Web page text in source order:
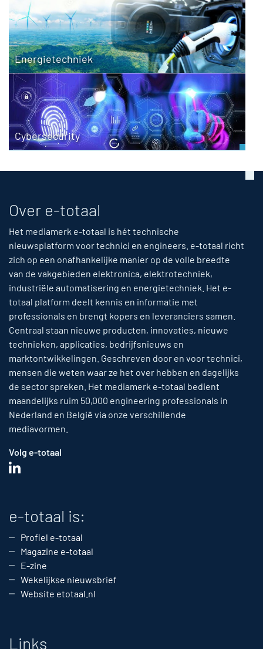
Energietechniek
Cybersecurity
Over e-totaal
Het mediamerk e-totaal is hét technische
nieuwsplatform voor technici en engineers. e-totaal richt
zich op een onafhankelijke manier op de volle breedte
van de vakgebieden elektronica, elektrotechniek,
industriële automatisering en energietechniek. Het e-
totaal platform deelt kennis en informatie met
professionals en brengt kopers en leveranciers samen.
Centraal staan nieuwe producten, innovaties, nieuwe
technieken, applicaties, bedrijfsnieuws en
marktontwikkelingen. Geschreven door en voor technici,
mensen die weten waar ze het over hebben en dagelijks
de sector spreken. Het mediamerk e-totaal bedient
maandelijks ruim 50,000 engineering professionals in
Nederland en België via onze verschillende
mediavormen.
Volg e-totaal
e-totaal is:
Profiel e-totaal
Magazine e-totaal
E-zine
Wekelijkse nieuwsbrief
Website etotaal.nl
Links